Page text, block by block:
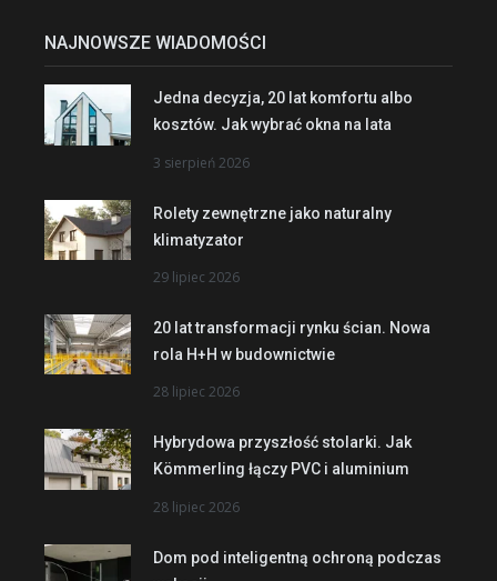
NAJNOWSZE WIADOMOŚCI
Jedna decyzja, 20 lat komfortu albo
kosztów. Jak wybrać okna na lata
3 sierpień 2026
Rolety zewnętrzne jako naturalny
klimatyzator
29 lipiec 2026
20 lat transformacji rynku ścian. Nowa
rola H+H w budownictwie
28 lipiec 2026
Hybrydowa przyszłość stolarki. Jak
Kömmerling łączy PVC i aluminium
28 lipiec 2026
Dom pod inteligentną ochroną podczas